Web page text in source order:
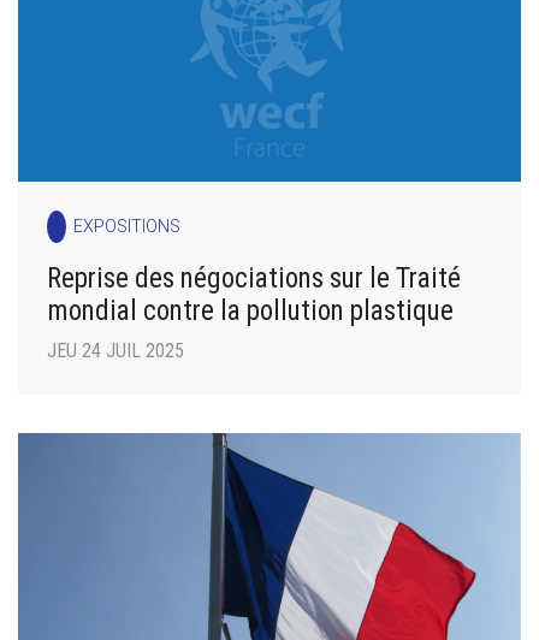
EXPOSITIONS
Reprise des négociations sur le Traité
mondial contre la pollution plastique
JEU 24 JUIL 2025